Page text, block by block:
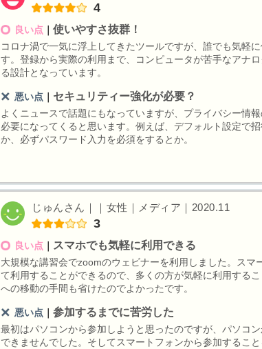
4
良い点 使いやすさ抜群！
コロナ渦で一気に浮上してきたツールですが、誰でも気軽
す。登録から実際の利用まで、コンピュータが苦手なアナ
る設計となっています。
悪い点 セキュリティー強化が必要？
よくニュースで話題にもなっていますが、プライバシー情
必要になってくると思います。例えば、デフォルト設定で
か、必ずパスワード入力を必須をするとか。
じゅんさん｜｜女性｜メディア｜2020.11
3
良い点 スマホでも気軽に利用できる
大規模な講習会でzoomのウェビナーを利用しました。スマ
て利用することができるので、多くの方が気軽に利用する
への移動の手間も省けたのでよかったです。
悪い点 参加するまでに苦労した
最初はパソコンから参加しようと思ったのですが、パソコ
できませんでした。そしてスマートフォンから参加するこ